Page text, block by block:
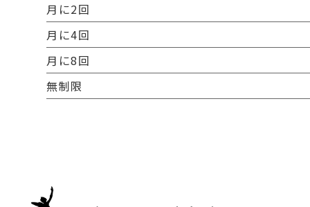
月に2回
月に4回
月に8回
無制限